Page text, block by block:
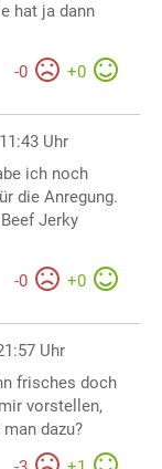
hat ja dann
-0 +0
Uhr
ich noch
die Anregung.
Jerky
-0 +0
Uhr
frisches doch
vorstellen,
dazu?